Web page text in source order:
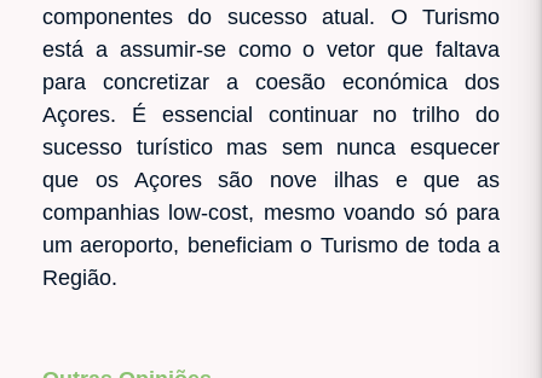
componentes do sucesso atual. O Turismo
está a assumir-se como o vetor que faltava
para concretizar a coesão económica dos
Açores. É essencial continuar no trilho do
sucesso turístico mas sem nunca esquecer
que os Açores são nove ilhas e que as
companhias low-cost, mesmo voando só para
um aeroporto, beneficiam o Turismo de toda a
Região.